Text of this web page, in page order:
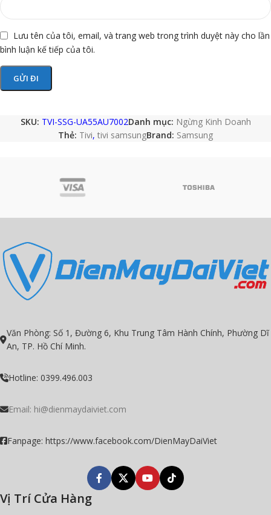
Lưu tên của tôi, email, và trang web trong trình duyệt này cho lần
bình luận kế tiếp của tôi.
SKU: TVI-SSG-UA55AU7002Danh mục: Ngừng Kinh Doanh
Thẻ: Tivi, tivi samsungBrand: Samsung
Văn Phòng: Số 1, Đường 6, Khu Trung Tâm Hành Chính, Phường Dĩ
An, TP. Hồ Chí Minh.
Hotline: 0399.496.003
Email: hi@dienmaydaiviet.com
Fanpage: https://www.facebook.com/DienMayDaiViet
Vị Trí Cửa Hàng